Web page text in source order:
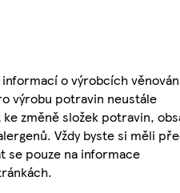
o výrobcích
výrobu potravin neustále
změně složek potravin,
Vždy byste si měli
se pouze na informace